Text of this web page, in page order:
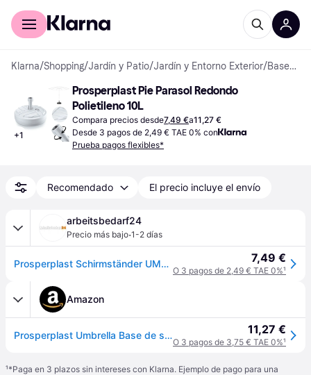
Comprar con Klarna
Klarna/Shopping/Jardín y Patio/Jardín y Entorno Exterior/ Bases de sombrilla
+1
Prosperplast Pie Parasol Redondo
Polietileno 10L
Compara precios desde7,49 €a11,27 €
Desde 3 pagos de 2,49 € TAE 0% con
Prueba pagos flexibles*
Recomendado El precio incluye el envío
arbeitsbedarf24
Precio más bajo·1-2 días
Prosperplast Schirmständer UMBRELLA BASE Rund Weiß 7,49 €
O 3 pagos de 2,49 € TAE 0%¹
Amazon
Prosperplast Umbrella Base de sombrilla de Polietileno Redonda con diseño a Rayas 39 x 39 x 13 cm en Color Blanco, 10 L 11,27 €
O 3 pagos de 3,75 € TAE 0%¹
¹*Paga en 3 plazos sin intereses con Klarna. Ejemplo de pago para una